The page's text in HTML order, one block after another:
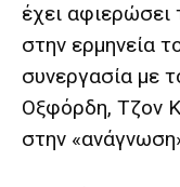
έχει αφιερώσει
στην ερμηνεία
συνεργασία με
Οξφόρδη, Τζον
στην